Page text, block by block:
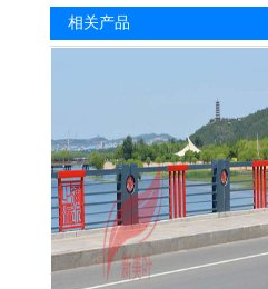
相关产品